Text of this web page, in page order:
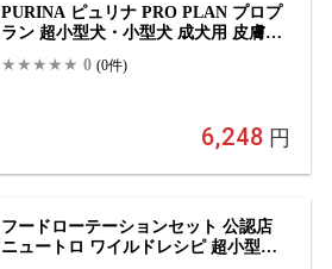
PURINA ピュリナ PRO PLAN プロプ
ラン 超小型犬・小型犬 成犬用 皮膚と
ドライフード 総合栄養食
6,248 円
0 (0件)
フードローテーションセット 公認店
ニュートロ ワイルドレシピ 超小型